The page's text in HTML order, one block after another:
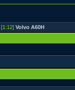
[1:12] Volvo A60H